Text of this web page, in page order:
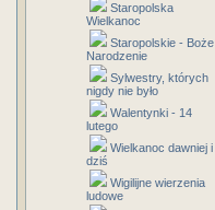
Staropolska
Wielkanoc
Staropolskie - Boże
Narodzenie
Sylwestry, których
nigdy nie było
Walentynki - 14
lutego
Wielkanoc dawniej i
dziś
Wigilijne wierzenia
ludowe